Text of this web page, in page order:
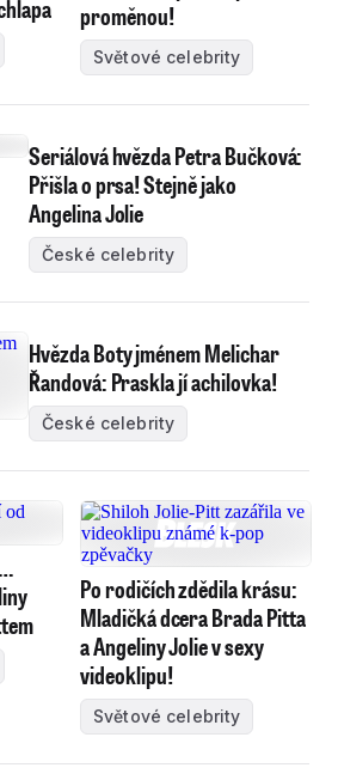
proměnou!
Světové celebrity
Seriálová hvězda Petra Bučková:
Přišla o prsa! Stejně jako
Angelina Jolie
České celebrity
Hvězda Boty jménem Melichar
Řandová: Praskla jí achilovka!
České celebrity
Po rodičích zdědila krásu:
Mladičká dcera Brada Pitta
a Angeliny Jolie v sexy
videoklipu!
Světové celebrity